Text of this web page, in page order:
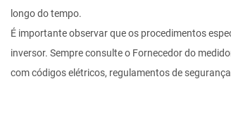
longo do tempo.
É importante observar que os procedimentos
inversor. Sempre consulte o Fornecedor do
com códigos elétricos, regulamentos de